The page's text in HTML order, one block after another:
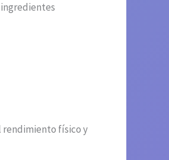
rendimiento físico y